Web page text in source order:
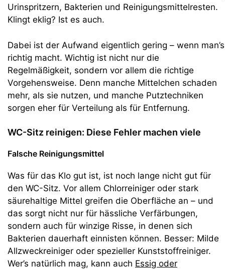
Urinspritzern, Bakterien und Reinigungsmittelresten.
Klingt eklig? Ist es auch.
Dabei ist der Aufwand eigentlich gering – wenn man’s
richtig macht. Wichtig ist nicht nur die
Regelmäßigkeit, sondern vor allem die richtige
Vorgehensweise. Denn manche Mittelchen schaden
mehr, als sie nutzen, und manche Putztechniken
sorgen eher für Verteilung als für Entfernung.
WC-Sitz reinigen: Diese Fehler machen viele
Falsche Reinigungsmittel
Was für das Klo gut ist, ist noch lange nicht gut für
den WC-Sitz. Vor allem Chlorreiniger oder stark
säurehaltige Mittel greifen die Oberfläche an – und
das sorgt nicht nur für hässliche Verfärbungen,
sondern auch für winzige Risse, in denen sich
Bakterien dauerhaft einnisten können. Besser: Milde
Allzweckreiniger oder spezieller Kunststoffreiniger.
Wer’s natürlich mag, kann auch Essig oder